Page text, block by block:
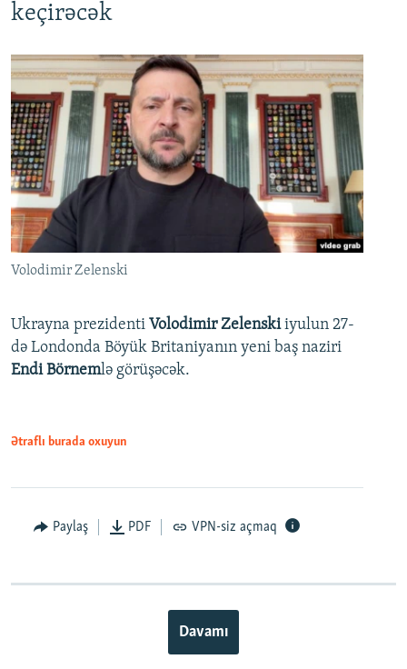
keçirəcək
Volodimir Zelenski
Ukrayna prezidenti Volodimir Zelenskiiyulun 27-
də Londonda Böyük Britaniyanın yeni baş naziri
Endi Börnemlə görüşəcək.
Ətraflı burada oxuyun
Paylaş PDF VPN-siz açmaq
Davamı